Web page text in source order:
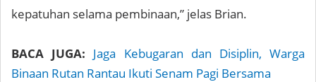
kepatuhan selama pembinaan,” jelas Brian.
BACA JUGA: Jaga Kebugaran dan Disiplin, Warga
Binaan Rutan Rantau Ikuti Senam Pagi Bersama